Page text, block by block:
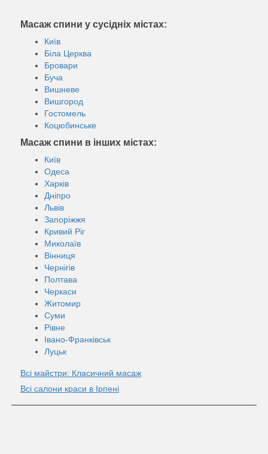
Масаж спини у сусідніх містах:
Київ
Біла Церква
Бровари
Буча
Вишневе
Вишгород
Гостомель
Коцюбинське
Масаж спини в інших містах:
Київ
Одеса
Харків
Дніпро
Львів
Запоріжжя
Кривий Ріг
Миколаїв
Вінниця
Чернігів
Полтава
Черкаси
Житомир
Суми
Рівне
Івано-Франківськ
Луцьк
Всі майстри: Класичний масаж
Всі салони краси в Ірпені